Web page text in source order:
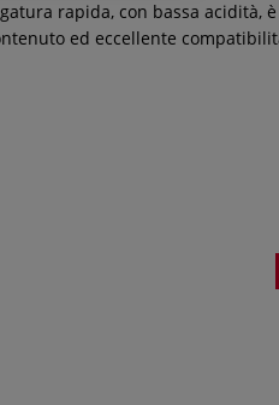
rapida, con bassa acidità,
ed eccellente